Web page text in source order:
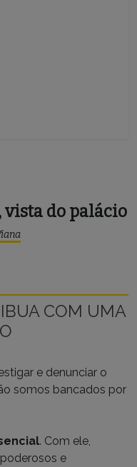
vista do palácio
COM UMA
e denunciar o
somos bancados por
. Com ele,
e